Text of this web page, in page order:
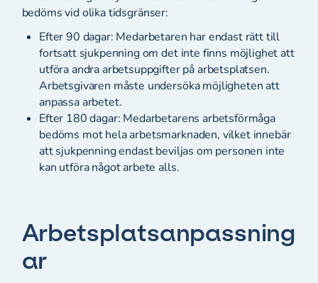
bedöms vid olika tidsgränser:
Efter 90 dagar: Medarbetaren har endast rätt till
fortsatt sjukpenning om det inte finns möjlighet att
utföra andra arbetsuppgifter på arbetsplatsen.
Arbetsgivaren måste undersöka möjligheten att
anpassa arbetet.
Efter 180 dagar: Medarbetarens arbetsförmåga
bedöms mot hela arbetsmarknaden, vilket innebär
att sjukpenning endast beviljas om personen inte
kan utföra något arbete alls.
Arbetsplatsanpassning
ar